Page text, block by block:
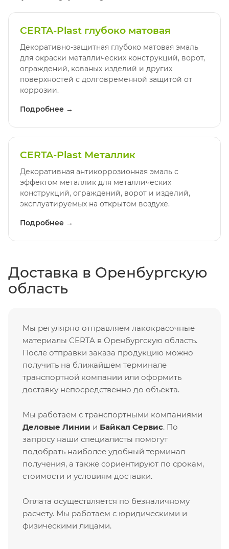
CERTA-Plast глубоко матовая
Декоративно-защитная глубоко матовая эмаль
для окраски металлических конструкций, ворот,
ограждений, кованых изделий и других
поверхностей с долговременной защитой от
коррозии.
Подробнее →
CERTA-Plast Металлик
Декоративная антикоррозионная эмаль с
эффектом металлик для металлических
конструкций, ограждений, ворот и изделий,
эксплуатируемых на открытом воздухе.
Подробнее →
Доставка в Оренбургскую
область
Мы регулярно отправляем лакокрасочные
материалы CERTA в Оренбургскую область.
После отправки заказа продукцию можно
получить на ближайшем терминале
транспортной компании или оформить
доставку непосредственно до объекта.
Мы работаем с транспортными компаниями
Деловые Линии и Байкал Сервис. По
запросу наши специалисты помогут
подобрать наиболее удобный терминал
получения, а также сориентируют по срокам,
стоимости и условиям доставки.
Оплата осуществляется по безналичному
расчету. Мы работаем с юридическими и
физическими лицами.